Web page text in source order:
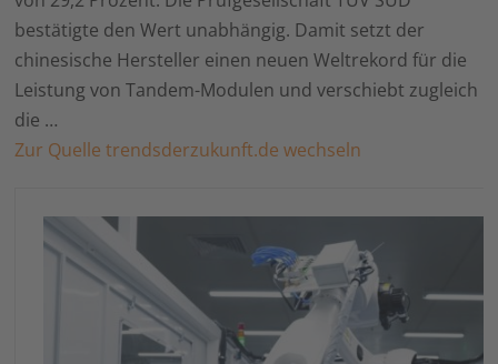
bestätigte den Wert unabhängig. Damit setzt der
chinesische Hersteller einen neuen Weltrekord für die
Leistung von Tandem-Modulen und verschiebt zugleich
die …
Zur Quelle trendsderzukunft.de wechseln